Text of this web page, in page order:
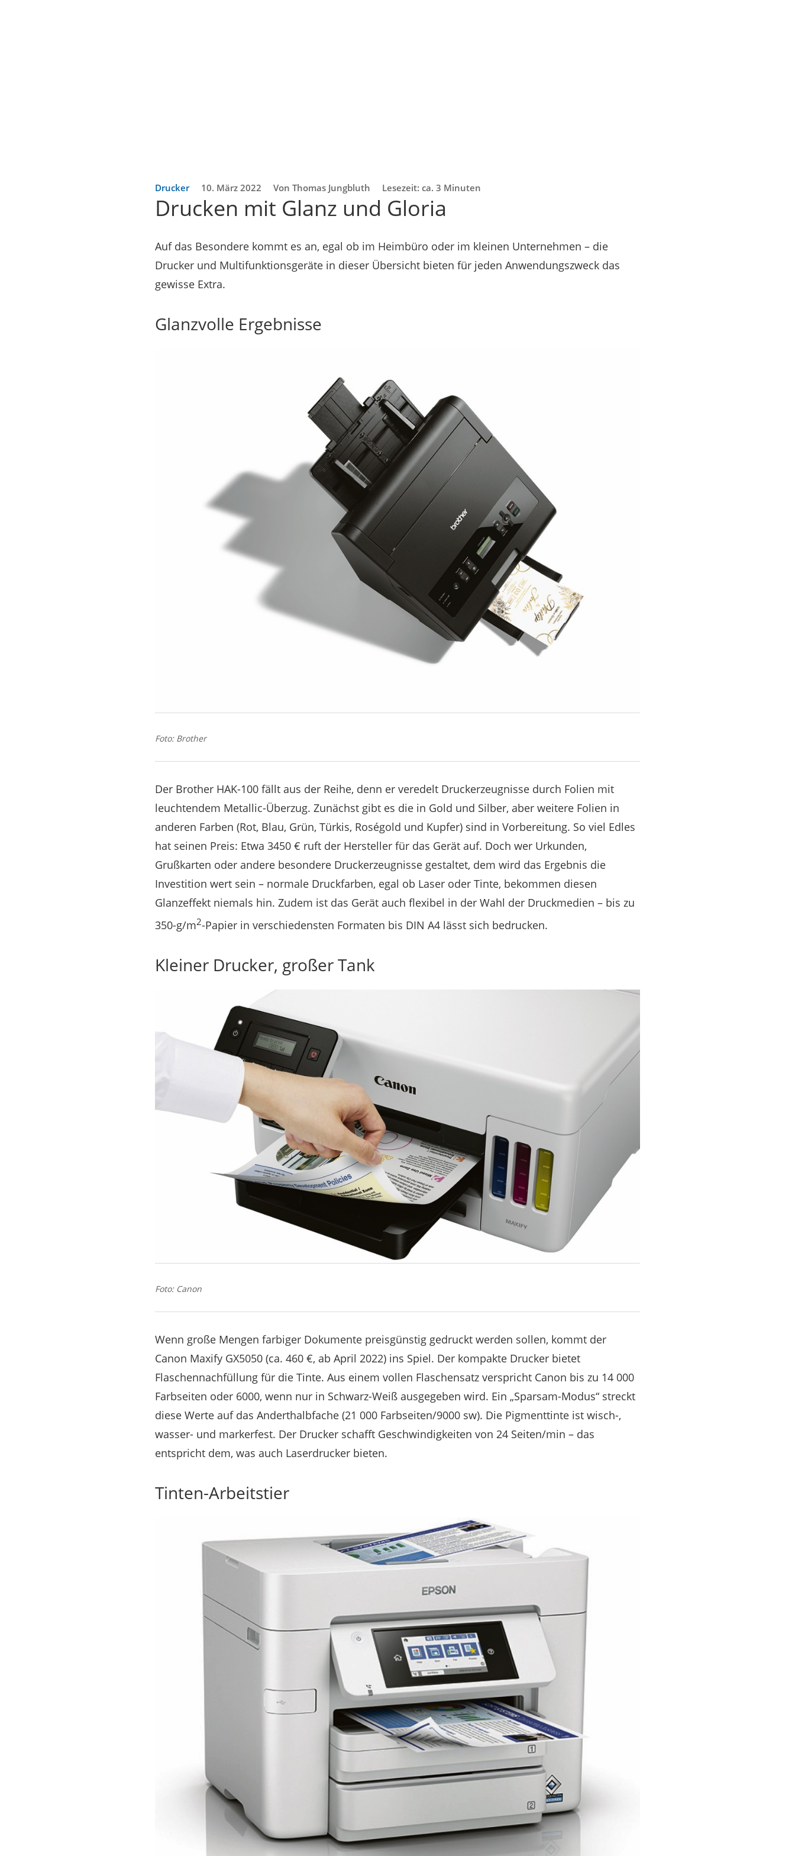
Drucker 10. März 2022 Von Thomas Jungbluth Lesezeit: ca. 3 Minuten
Drucken mit Glanz und Gloria
Auf das Besondere kommt es an, egal ob im Heimbüro oder im kleinen Unternehmen – die
Drucker und Multifunktionsgeräte in dieser Übersicht bieten für jeden Anwendungszweck das
gewisse Extra.
Glanzvolle Ergebnisse
Foto: Brother
Der Brother HAK-100 fällt aus der Reihe, denn er veredelt Druckerzeugnisse durch Folien mit
leuchtendem Metallic-Überzug. Zunächst gibt es die in Gold und Silber, aber weitere Folien in
anderen Farben (Rot, Blau, Grün, Türkis, Roségold und Kupfer) sind in Vorbereitung. So viel Edles
hat seinen Preis: Etwa 3450 € ruft der Hersteller für das Gerät auf. Doch wer Urkunden,
Grußkarten oder andere besondere Druckerzeugnisse gestaltet, dem wird das Ergebnis die
Investition wert sein – normale Druckfarben, egal ob Laser oder Tinte, bekommen diesen
Glanzeffekt niemals hin. Zudem ist das Gerät auch flexibel in der Wahl der Druckmedien – bis zu
350-g/m2-Papier in verschiedensten Formaten bis DIN A4 lässt sich bedrucken.
Kleiner Drucker, großer Tank
Foto: Canon
Wenn große Mengen farbiger Dokumente preisgünstig gedruckt werden sollen, kommt der
Canon Maxify GX5050 (ca. 460 €, ab April 2022) ins Spiel. Der kompakte Drucker bietet
Flaschennachfüllung für die Tinte. Aus einem vollen Flaschensatz verspricht Canon bis zu 14 000
Farbseiten oder 6000, wenn nur in Schwarz-Weiß ausgegeben wird. Ein „Sparsam-Modus“ streckt
diese Werte auf das Anderthalbfache (21 000 Farbseiten/9000 sw). Die Pigmenttinte ist wisch-,
wasser- und markerfest. Der Drucker schafft Geschwindigkeiten von 24 Seiten/min – das
entspricht dem, was auch Laserdrucker bieten.
Tinten-Arbeitstier